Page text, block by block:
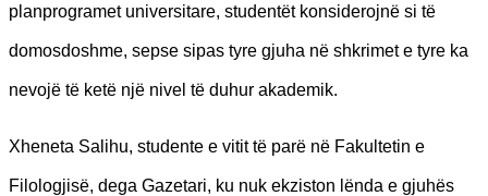
planprogramet universitare, studentët konsiderojnë si të
domosdoshme, sepse sipas tyre gjuha në shkrimet e tyre ka
nevojë të ketë një nivel të duhur akademik.
Xheneta Salihu, studente e vitit të parë në Fakultetin e
Filologjisë, dega Gazetari, ku nuk ekziston lënda e gjuhës